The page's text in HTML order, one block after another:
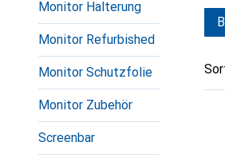
Monitor Halterung
Monitor Refurbished
Monitor Schutzfolie
Monitor Zubehör
Screenbar